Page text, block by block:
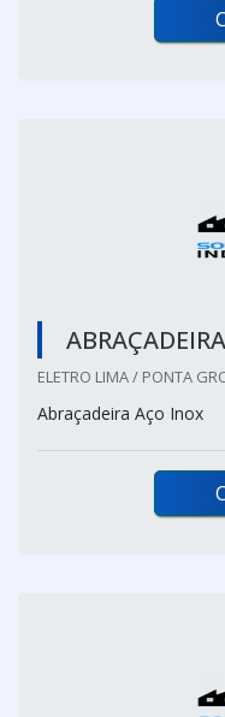
ELETRO LIMA / PONTA
Abraçadeira Aço Inox